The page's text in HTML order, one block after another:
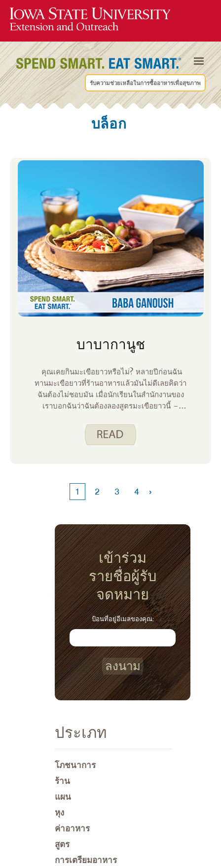
รับความช่วยเหลือในการซื้ออาหารเพื่อสุขภาพ
บล็อก
บาบากานูช
คุณเคยกินมะเขือยาวหรือไม่? หลายปีก่อนฉัน
ทานมะเขือยาวที่ร้านอาหารแล้วมันไม่ดีเลยคิดว่า
ฉันต้องไม่ชอบมัน เมื่อนักเรียนในสํานักงานของ
เราบอกฉันว่าฉันต้องลองสูตรมะเขือยาวนี้ –
แต่เธอรับรองกับฉันว่าฉันจะชอบสูตรนี้ ดังนั้นลูก
ๆ ของฉันและฉันไปที่ตลาดเกษตรกรในช่วงสุด
ไม่อร่อย แต่จริงๆ แล้วฉันชอบมะเขือยาวมาก
1 2 3 4 ›
เข้าร่วม
รายชื่อผู้รับ
จดหมาย
ป้อนที่อยู่อีเมลของคุณ:
ลงนาม
ประเภท
โภชนาการ
ร้าน
แผน
หุง
ค่าอาหาร
สูตร
การเตรียมอาหาร